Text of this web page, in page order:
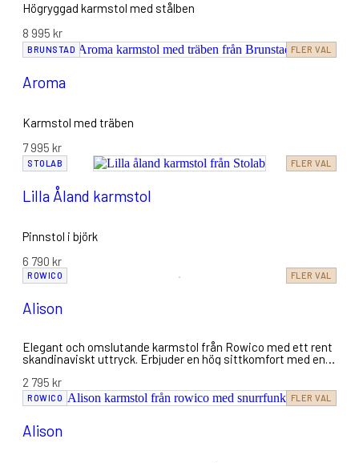
Högryggad karmstol med stålben
8 995 kr
BRUNSTAD FLER VAL
Aroma
Karmstol med träben
7 995 kr
STOLAB FLER VAL
Lilla Åland karmstol
Pinnstol i björk
6 790 kr
ROWICO FLER VAL
Alison
Elegant och omslutande karmstol från Rowico med ett rent
skandinaviskt uttryck. Erbjuder en hög sittkomfort med en
med stilrena träben i FSC®-certifierad ek.
2 795 kr
ROWICO FLER VAL
Alison